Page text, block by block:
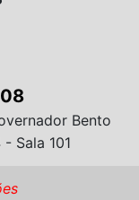
Bento
Sala 101